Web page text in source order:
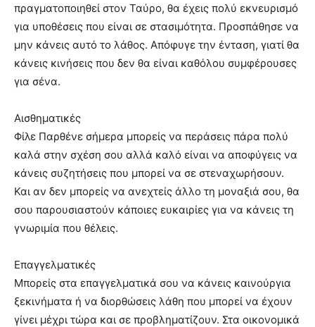
πραγματοποιηθεί στον Ταύρο, θα έχεις πολύ εκνευρισμό
για υποθέσεις που είναι σε στασιμότητα. Προσπάθησε να
μην κάνεις αυτό το λάθος. Απόφυγε την ένταση, γιατί θα
κάνεις κινήσεις που δεν θα είναι καθόλου συμφέρουσες
για σένα.
Αισθηματικές
Φίλε Παρθένε σήμερα μπορείς να περάσεις πάρα πολύ
καλά στην σχέση σου αλλά καλό είναι να αποφύγεις να
κάνεις συζητήσεις που μπορεί να σε στεναχωρήσουν.
Και αν δεν μπορείς να ανεχτείς άλλο τη μοναξιά σου, θα
σου παρουσιαστούν κάποιες ευκαιρίες για να κάνεις τη
γνωριμία που θέλεις.
Επαγγελματικές
Μπορείς στα επαγγελματικά σου να κάνεις καινούργια
ξεκινήματα ή να διορθώσεις λάθη που μπορεί να έχουν
γίνει μέχρι τώρα και σε προβληματίζουν. Στα οικονομικά